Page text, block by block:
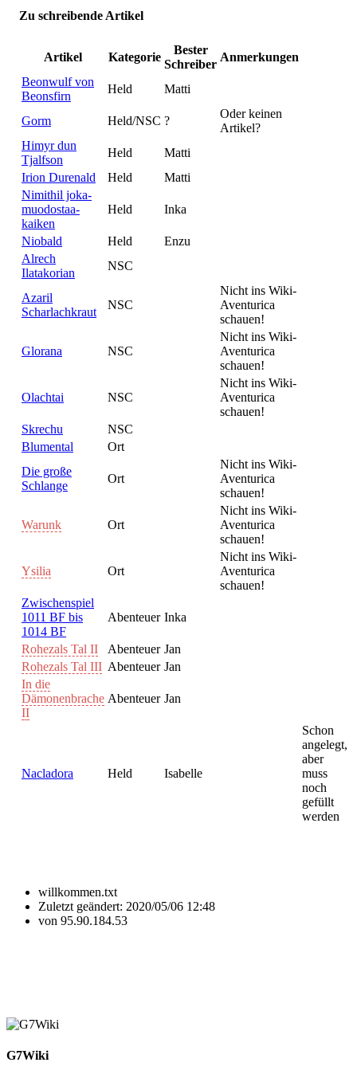
Zu schreibende Artikel
Artikel Kategorie
Bester
Schreiber
Anmerkungen
Beonwulf von
Beonsfirn
Held Matti
Gorm Held/NSC ?
Oder keinen
Artikel?
Himyr dun
Tjalfson
Held
Matti
Irion Durenald
Held
Matti
Nimithil joka-
muodostaa-
kaiken
Held Inka
Niobald Held
Enzu
Alrech
Ilatakorian
NSC
Azaril
Scharlachkraut
NSC
Nicht ins Wiki-
Aventurica
schauen!
Glorana NSC
Nicht ins Wiki-
Aventurica
schauen!
Olachtai NSC
Nicht ins Wiki-
Aventurica
schauen!
Skrechu
NSC
Blumental
Ort
Die große
Schlange
Ort
Nicht ins Wiki-
Aventurica
schauen!
Warunk Ort
Nicht ins Wiki-
Aventurica
schauen!
Ysilia Ort
Nicht ins Wiki-
Aventurica
schauen!
Zwischenspiel
1011 BF bis
1014 BF
Abenteuer Inka
Rohezals Tal II Abenteuer Jan
Rohezals Tal III Abenteuer Jan
In die
Dämonenbrache
II
Abenteuer Jan
Nacladora Held Isabelle
Schon
angelegt,
aber
muss
noch
gefüllt
werden
willkommen.txt
Zuletzt geändert: 2020/05/06 12:48
von 95.90.184.53
G7Wiki